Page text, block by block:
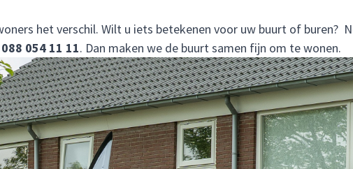
het verschil. Wilt u iets betekenen voor uw buurt of buren?
088 054 11 11. Dan maken we de buurt samen fijn om te wonen.